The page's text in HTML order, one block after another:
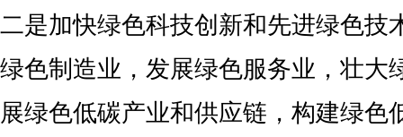
二是加快绿色科技创新和先进绿色技
绿色制造业，发展绿色服务业，壮大
展绿色低碳产业和供应链，构建绿色